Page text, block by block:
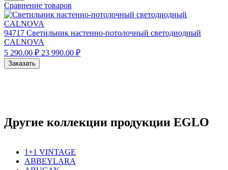
Сравнение товаров
94717 Светильник настенно-потолочный светодиодный
CALNOVA
5 290.00 ₽ 23 990.00 ₽
Заказать
Другие коллекции продукции EGLO
1+1 VINTAGE
ABBEYLARA